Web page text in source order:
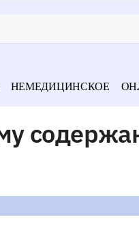
НЕМЕДИЦИНСКОЕ